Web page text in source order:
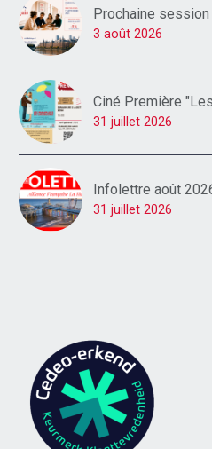
Prochaine
3 août 2026
Ciné Première
31 juillet 2026
Infolettre août
31 juillet 2026